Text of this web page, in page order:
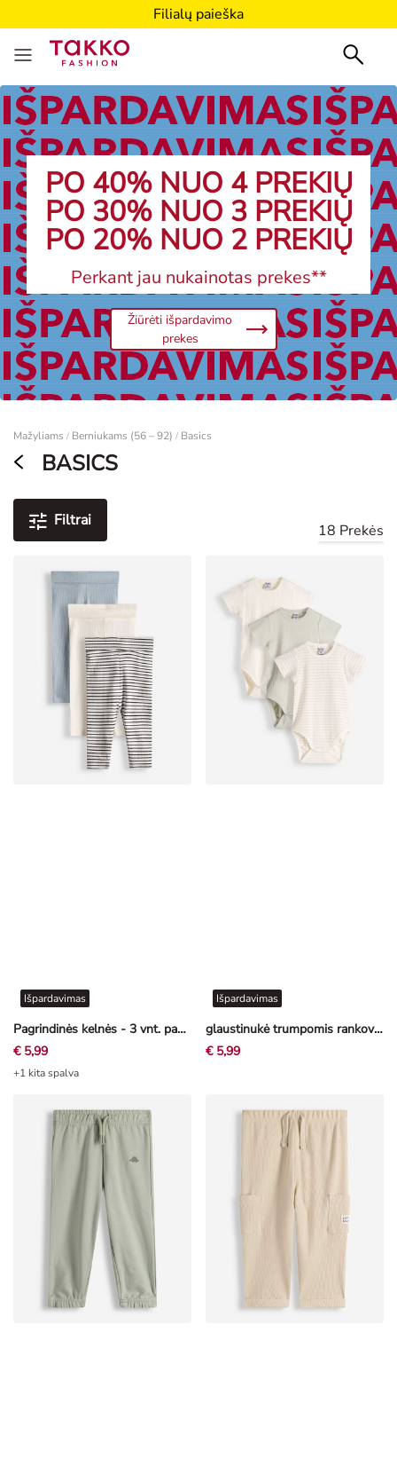
Filialų paieška
PO 40% NUO 4 PREKIŲ
PO 30% NUO 3 PREKIŲ
PO 20% NUO 2 PREKIŲ
Perkant jau nukainotas prekes**
Žiūrėti išpardavimo
prekes
Mažyliams / Berniukams (56 – 92) / Basics
BASICS
Filtrai
18 Prekės
Pagrindinės kelnės - 3 vnt. pakuotė
Išpardavimas
€ 5,99
+1 kita spalva
glaustinukė trumpomis rankovėmis - pakuotė po 3 vnt
Išpardavimas
€ 5,99